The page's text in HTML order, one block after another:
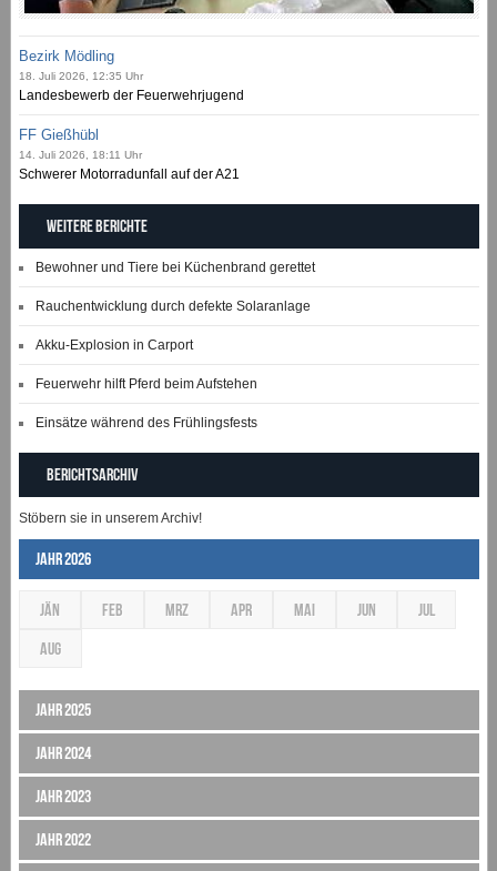
Bezirk Mödling
18. Juli 2026, 12:35 Uhr
Landesbewerb der Feuerwehrjugend
FF Gießhübl
14. Juli 2026, 18:11 Uhr
Schwerer Motorradunfall auf der A21
Weitere Berichte
Bewohner und Tiere bei Küchenbrand gerettet
Rauchentwicklung durch defekte Solaranlage
Akku-Explosion in Carport
Feuerwehr hilft Pferd beim Aufstehen
Einsätze während des Frühlingsfests
Berichtsarchiv
Stöbern sie in unserem Archiv!
Jahr 2026
JÄN FEB MRZ APR MAI JUN JUL
AUG
Jahr 2025
Jahr 2024
Jahr 2023
Jahr 2022